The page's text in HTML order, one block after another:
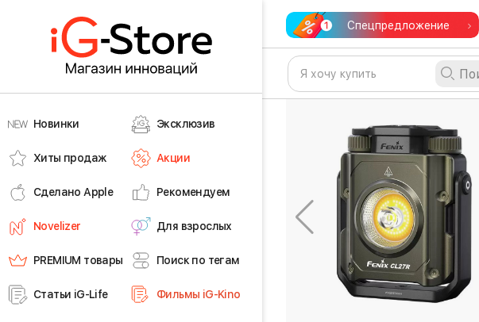
Новинки Эксклюзив
Хиты продаж Акции
Сделано Apple Рекомендуем
Novelizer Для взрослых
PREMIUM товары Поиск по тегам
Статьи iG-Life Фильмы iG-Kino
Спецпредложение